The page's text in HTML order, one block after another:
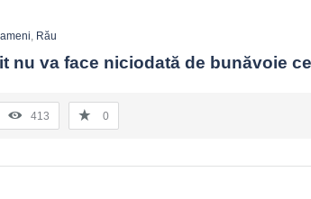
, Rău
nu va face niciodată de bunăvoie
413 0